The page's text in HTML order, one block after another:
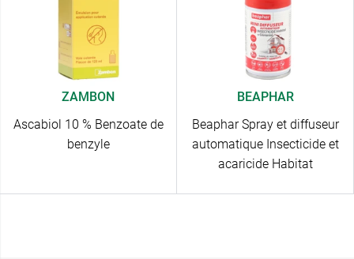
ZAMBON
Ascabiol 10 % Benzoate de
benzyle
BEAPHAR
Beaphar Spray et diffuseur
automatique Insecticide et
acaricide Habitat